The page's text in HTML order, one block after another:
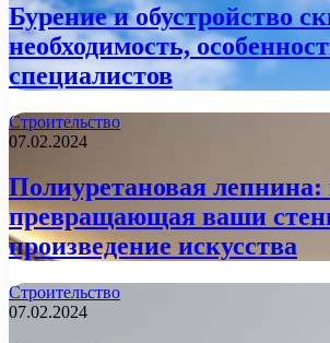
Бурение и обустройство
необходимость,
специалистов
Строительство
07.02.2024
Полиуретановая лепнина:
превращающая ваши
произведение искусства
Строительство
07.02.2024